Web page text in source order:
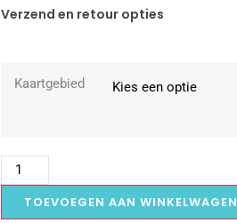
Verzend en retour opties
Kaartgebied
TOEVOEGEN AAN WINKELWAGEN